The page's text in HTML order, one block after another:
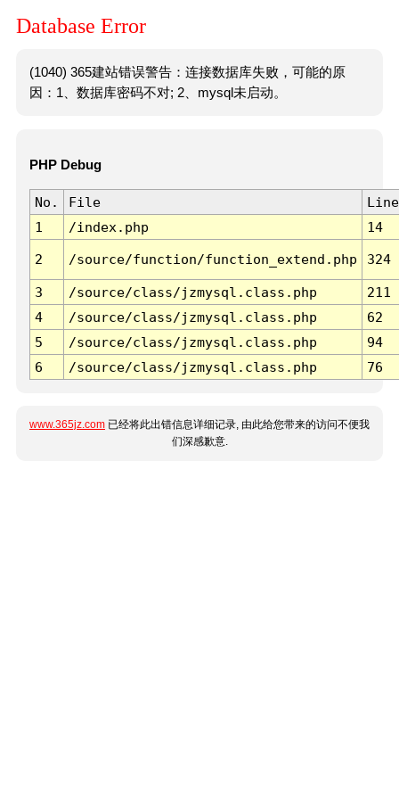
Database Error
(1040) 365建站错误警告：连接数据库失败，可能的原
因：1、数据库密码不对; 2、mysql未启动。
PHP Debug
No. File
Line
1
/index.php 14
2 /source/function/function_extend.php 324
3 /source/class/jzmysql.class.php
211
4
/source/class/jzmysql.class.php
62
5
/source/class/jzmysql.class.php
94
6
/source/class/jzmysql.class.php 76
www.365jz.com 已经将此出错信息详细记录, 由此给您带来的访问不便我
们深感歉意.